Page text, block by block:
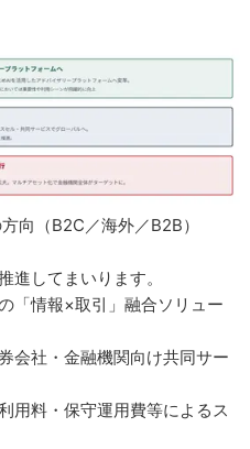
向（B2C／海外／B2B）
進してまいります。
「情報×取引」融合ソリュー
会社・金融機関向け共同サー
用料・保守運用費等によるス